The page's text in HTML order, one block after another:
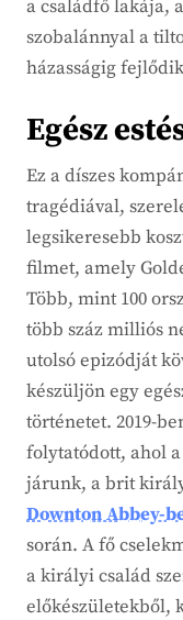
a családfő lakája,
szobalánnyal a
házasságig
Egész
Ez a díszes
tragédiával,
legsikeresebb
filmet, amely
Több, mint 100
több száz milliós
utolsó epizódját
készüljön egy
történetet. 2019-
folytatódott, ahol a
járunk, a brit
Downton Abbey-
során. A fő
a királyi család
előkészületekből,